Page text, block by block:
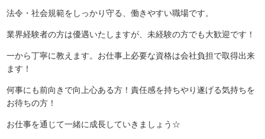
法令・社会規範をしっかり守る、働きやすい職場です。
業界経験者の方は優遇いたしますが、未経験の方でも大歓迎です！
一から丁寧に教えます。お仕事上必要な資格は会社負担で取得出来
ます！
何事にも前向きで向上心ある方！責任感を持ちやり遂げる気持ちを
お待ちの方！
お仕事を通じて一緒に成長していきましょう☆